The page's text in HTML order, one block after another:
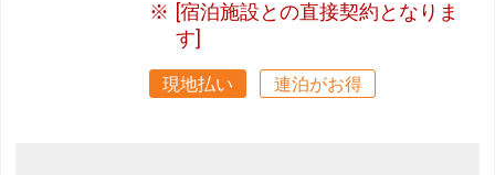
[宿泊施設との直接契約となりま
す]
現地払い 連泊がお得